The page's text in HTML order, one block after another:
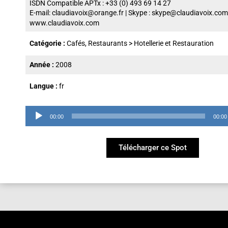
ISDN Compatible APTx : +33 (0) 493 69 14 27
E-mail:claudiavoix@orange.fr | Skype :skype@claudiavoix.com
www.claudiavoix.com
Catégorie : Cafés, Restaurants > Hotellerie et Restauration
Année : 2008
Langue : fr
Lecteur00:00 00:00
Télécharger ce Spot